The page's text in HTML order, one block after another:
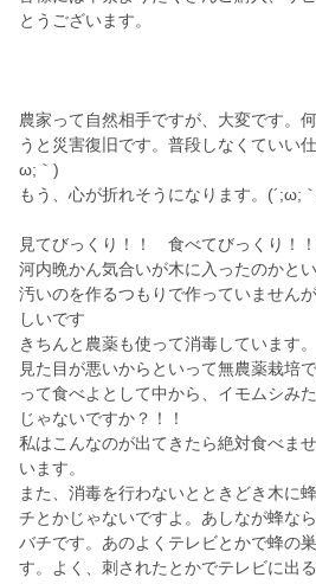
とうございます。
農家って自然相手ですが、大変です。
うと災害復旧です。普段しなくていい
ω;｀)
もう、心が折れそうになります。(´;ω;
見てびっくり！！ 食べてびっくり！！
河内晩かん気合いが木に入ったのかと
汚いのを作るつもりで作っていません
しいです
きちんと農薬も使って消毒しています。
見た目が悪いからといって無農薬栽培
って食べよとして中から、イモムシみ
じゃないですか？！！
私はこんなのが出てきたら絶対食べま
います。
また、消毒を行わないとときどき木に
チとかじゃないですよ。あしなが蜂な
バチです。あのよくテレビとかで蜂の
す。よく、刺されたとかでテレビに出